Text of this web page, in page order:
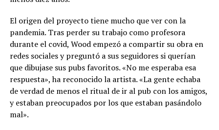
El origen del proyecto tiene mucho que ver con la
pandemia. Tras perder su trabajo como profesora
durante el covid, Wood empezó a compartir su obra en
redes sociales y preguntó a sus seguidores si querían
que dibujase sus pubs favoritos. «No me esperaba esa
respuesta», ha reconocido la artista. «La gente echaba
de verdad de menos el ritual de ir al pub con los amigos,
y estaban preocupados por los que estaban pasándolo
mal».